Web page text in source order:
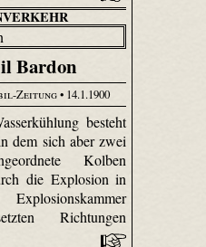
Bardon
Zeitung• 14.1.1900
besteht
dem sich aber zwei
Kolben
die Explosion in
Explosionskammer
Richtungen